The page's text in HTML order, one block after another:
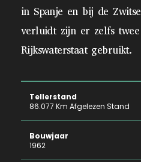
in Spanje en bij de
verluidt zijn er zelfs twee
Rijkswaterstaat gebruikt.
Tellerstand
86.077 Km Afgelezen Stand
Bouwjaar
1962